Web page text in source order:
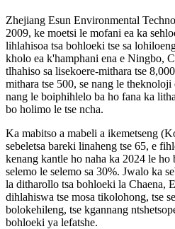
Zhejiang Esun Environmental
2009, ke moetsi le mofani ea ka
lihlahisoa tsa bohloeki tse sa
kholo ea k'hamphani ena e Ningbo,
tlhahiso sa lisekoere-mithara tse
mithara tse 500, se nang le theknoloji
nang le boiphihlelo ba ho fana ka
bo holimo le tse ncha.
Ka mabitso a mabeli a ikemetseng
sebeletsa bareki linaheng tse 65, e
kenang kantle ho naha ka 2024 le ho
selemo le selemo sa 30%. Jwalo ka
la ditharollo tsa bohloeki la Chaena,
dihlahiswa tse mosa tikolohong, tse
bolokehileng, tse kgannang
bohloeki ya lefatshe.